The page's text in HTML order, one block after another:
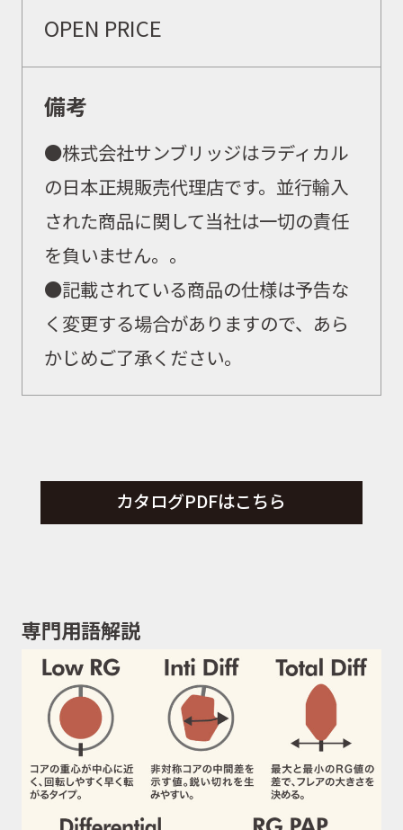
OPEN PRICE
備考
●株式会社サンブリッジはラディカル
の日本正規販売代理店です。並行輸入
された商品に関して当社は一切の責任
を負いません。 。
●記載されている商品の仕様は予告な
く変更する場合がありますので、あら
かじめご了承ください。
カタログPDFはこちら
専門用語解説